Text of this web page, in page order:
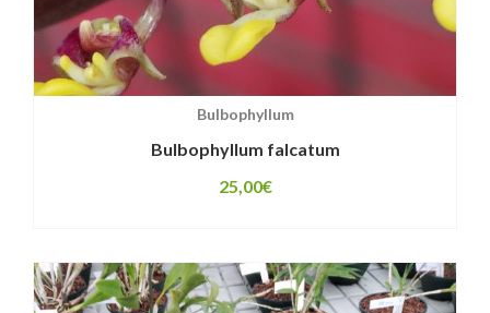
Bulbophyllum
Bulbophyllum falcatum
25,00€